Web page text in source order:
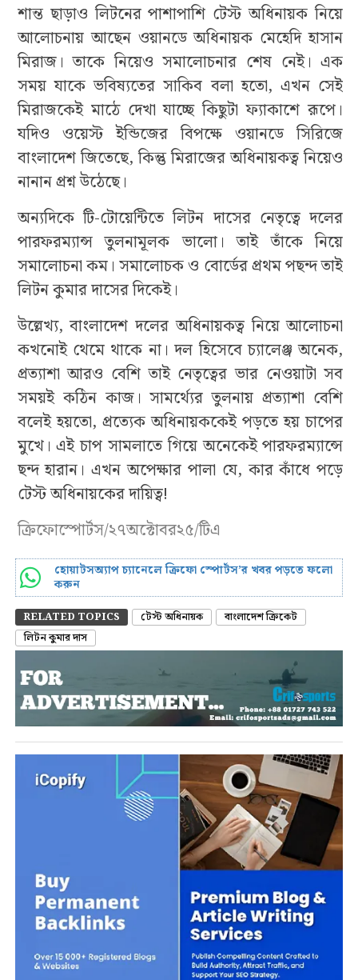
শান্ত ছাড়াও লিটনের পাশাপাশি টেস্ট অধিনায়ক নিয়ে
আলোচনায় আছেন ওয়ানডে অধিনায়ক মেহেদি হাসান
মিরাজ। তাকে নিয়েও সমালোচনার শেষ নেই। এক
সময় যাকে ভবিষ্যতের সাকিব বলা হতো, এখন সেই
মিরাজকেই মাঠে দেখা যাচ্ছে কিছুটা ফ্যাকাশে রূপে।
যদিও ওয়েস্ট ইন্ডিজের বিপক্ষে ওয়ানডে সিরিজে
বাংলাদেশ জিতেছে, কিন্তু মিরাজের অধিনায়কত্ব নিয়েও
নানান প্রশ্ন উঠেছে।
অন্যদিকে টি-টোয়েন্টিতে লিটন দাসের নেতৃত্বে দলের
পারফরম্যান্স তুলনামূলক ভালো। তাই তাঁকে নিয়ে
সমালোচনা কম। সমালোচক ও বোর্ডের প্রথম পছন্দ তাই
লিটন কুমার দাসের দিকেই।
উল্লেখ্য, বাংলাদেশ দলের অধিনায়কত্ব নিয়ে আলোচনা
কখনোই থেমে থাকে না। দল হিসেবে চ্যালেঞ্জ অনেক,
প্রত্যাশা আরও বেশি তাই নেতৃত্বের ভার নেওয়াটা সব
সময়ই কঠিন কাজ। সামর্থ্যের তুলনায় প্রত্যাশা বেশি
বলেই হয়তো, প্রত্যেক অধিনায়ককেই পড়তে হয় চাপের
মুখে। এই চাপ সামলাতে গিয়ে অনেকেই পারফরম্যান্সে
ছন্দ হারান। এখন অপেক্ষার পালা যে, কার কাঁধে পড়ে
টেস্ট অধিনায়কের দায়িত্ব!
ক্রিফোস্পোর্টস/২৭অক্টোবর২৫/টিএ
হোয়াটসঅ্যাপ চ্যানেলে ক্রিফো স্পোর্টস’র খবর পড়তে ফলো
করুন
RELATED TOPICS টেস্ট অধিনায়ক
বাংলাদেশ ক্রিকেট
লিটন কুমার দাস